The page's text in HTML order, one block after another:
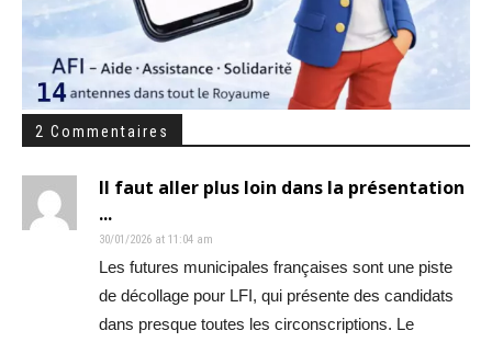
2 Commentaires
Il faut aller plus loin dans la présentation
...
30/01/2026 at 11:04 am
Les futures municipales françaises sont une piste
de décollage pour LFI, qui présente des candidats
dans presque toutes les circonscriptions. Le